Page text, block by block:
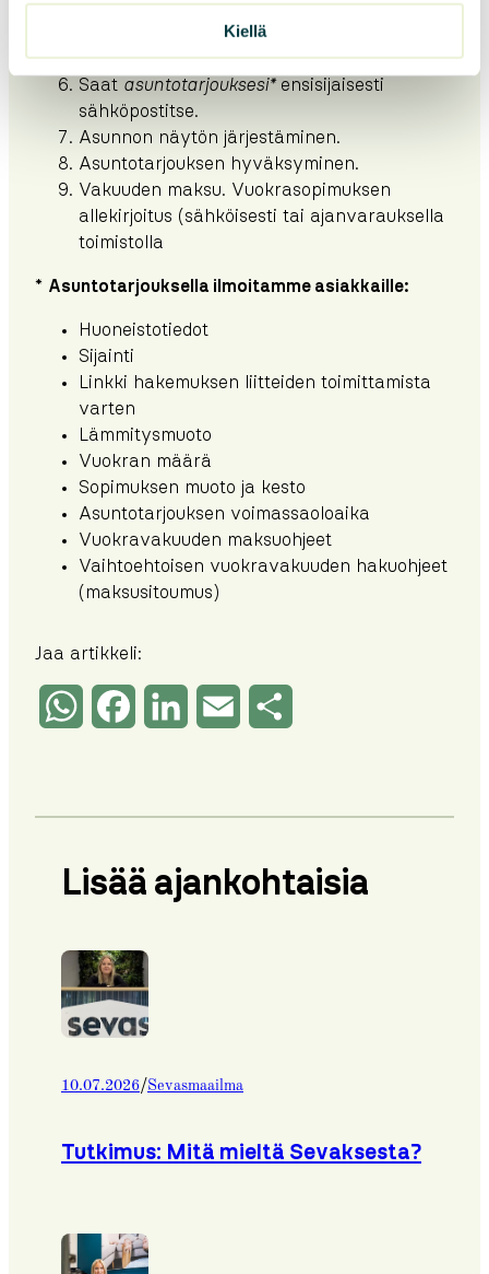
Kiellä
elämäntilanteesi mukaan.
Käsittelemme Sevasella hakemuksesi ja
asunnon etsintä alkaa.
Saat asuntotarjouksesi*ensisijaisesti
sähköpostitse.
Asunnon näytön järjestäminen.
Asuntotarjouksen hyväksyminen.
Vakuuden maksu. Vuokrasopimuksen
allekirjoitus (sähköisesti tai ajanvarauksella
toimistolla
* Asuntotarjouksella ilmoitamme asiakkaille:
Huoneistotiedot
Sijainti
Linkki hakemuksen liitteiden toimittamista
varten
Lämmitysmuoto
Vuokran määrä
Sopimuksen muoto ja kesto
Asuntotarjouksen voimassaoloaika
Vuokravakuuden maksuohjeet
Vaihtoehtoisen vuokravakuuden hakuohjeet
(maksusitoumus)
Jaa artikkeli:
WhatsAppFacebookLinkedInEmail
Lisää ajankohtaisia
10.07.2026/Sevasmaailma
Tutkimus: Mitä mieltä Sevaksesta?